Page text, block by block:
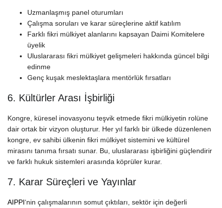
Uzmanlaşmış panel oturumları
Çalışma soruları ve karar süreçlerine aktif katılım
Farklı fikri mülkiyet alanlarını kapsayan Daimi Komitelere
üyelik
Uluslararası fikri mülkiyet gelişmeleri hakkında güncel bilgi
edinme
Genç kuşak meslektaşlara mentörlük fırsatları
6. Kültürler Arası İşbirliği
Kongre, küresel inovasyonu teşvik etmede fikri mülkiyetin rolüne
dair ortak bir vizyon oluşturur. Her yıl farklı bir ülkede düzenlenen
kongre, ev sahibi ülkenin fikri mülkiyet sistemini ve kültürel
mirasını tanıma fırsatı sunar. Bu, uluslararası işbirliğini güçlendirir
ve farklı hukuk sistemleri arasında köprüler kurar.
7. Karar Süreçleri ve Yayınlar
AIPPI‘nin çalışmalarının somut çıktıları, sektör için değerli